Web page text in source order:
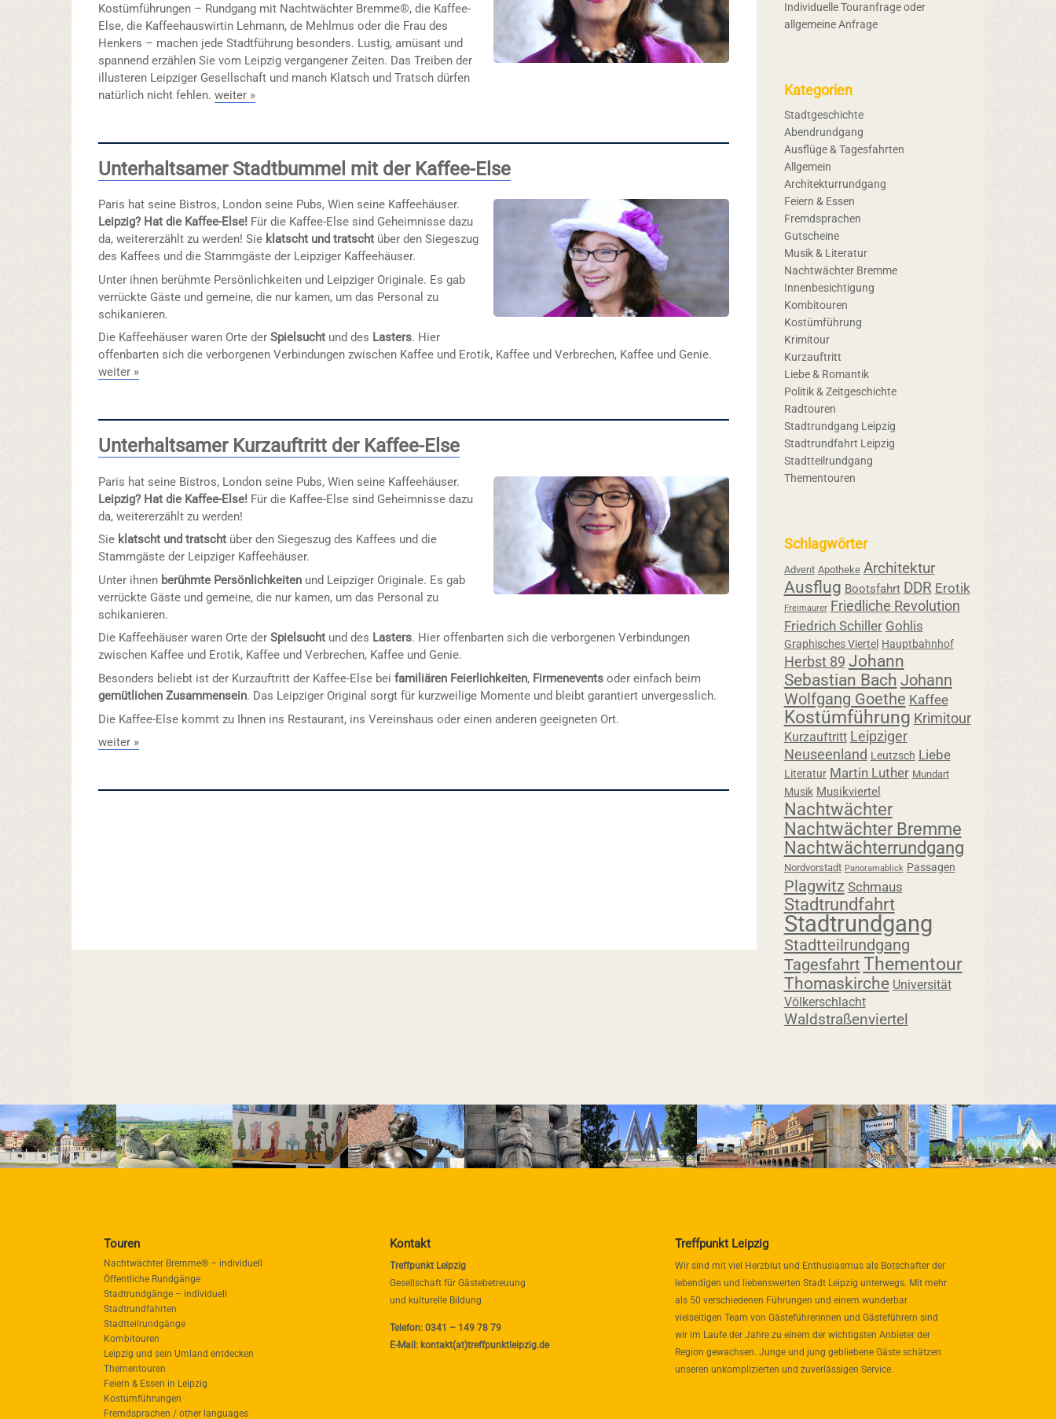
Kostümführungen – Rundgang mit Nachtwächter Bremme®, die Kaffee-
Else, die Kaffeehauswirtin Lehmann, de Mehlmus oder die Frau des
Henkers – machen jede Stadtführung besonders. Lustig, amüsant und
spannend erzählen Sie vom Leipzig vergangener Zeiten. Das Treiben der
illusteren Leipziger Gesellschaft und manch Klatsch und Tratsch dürfen
natürlich nicht fehlen.weiter »
Unterhaltsamer Stadtbummel mit der Kaffee-Else
Paris hat seine Bistros, London seine Pubs, Wien seine Kaffeehäuser.
Leipzig? Hat die Kaffee-Else! Für die Kaffee-Else sind Geheimnisse dazu
da, weitererzählt zu werden! Sie klatscht und tratscht über den Siegeszug
des Kaffees und die Stammgäste der Leipziger Kaffeehäuser.
Unter ihnen berühmte Persönlichkeiten und Leipziger Originale. Es gab
verrückte Gäste und gemeine, die nur kamen, um das Personal zu
schikanieren.
Die Kaffeehäuser waren Orte derSpielsucht und des Lasters. Hier
offenbarten sich die verborgenen Verbindungen zwischen Kaffee und Erotik, Kaffee und Verbrechen, Kaffee und Genie.
weiter »
Unterhaltsamer Kurzauftritt der Kaffee-Else
Paris hat seine Bistros, London seine Pubs, Wien seine Kaffeehäuser.
Leipzig? Hat die Kaffee-Else! Für die Kaffee-Else sind Geheimnisse dazu
da, weitererzählt zu werden!
Sie klatscht und tratscht über den Siegeszug des Kaffees und die
Stammgäste der Leipziger Kaffeehäuser.
Unter ihnen berühmte Persönlichkeiten und Leipziger Originale. Es gab
verrückte Gäste und gemeine, die nur kamen, um das Personal zu
schikanieren.
Die Kaffeehäuser waren Orte derSpielsucht und des Lasters. Hier offenbarten sich die verborgenen Verbindungen
zwischen Kaffee und Erotik, Kaffee und Verbrechen, Kaffee und Genie.
Besonders beliebt ist der Kurzauftritt der Kaffee-Else beifamiliären Feierlichkeiten, Firmenevents oder einfach beim
gemütlichen Zusammensein. Das Leipziger Original sorgt für kurzweilige Momente und bleibt garantiert unvergesslich.
Die Kaffee-Else kommt zu Ihnen ins Restaurant, ins Vereinshaus oder einen anderen geeigneten Ort.
weiter »
Individuelle Touranfrage oder
allgemeine Anfrage
Kategorien
Stadtgeschichte
Abendrundgang
Ausflüge & Tagesfahrten
Allgemein
Architekturrundgang
Feiern & Essen
Fremdsprachen
Gutscheine
Musik & Literatur
Nachtwächter Bremme
Innenbesichtigung
Kombitouren
Kostümführung
Krimitour
Kurzauftritt
Liebe & Romantik
Politik & Zeitgeschichte
Radtouren
Stadtrundgang Leipzig
Stadtrundfahrt Leipzig
Stadtteilrundgang
Thementouren
Schlagwörter
Advent Apotheke Architektur
Ausflug Bootsfahrt DDR Erotik
Freimaurer Friedliche Revolution
Friedrich Schiller Gohlis
Graphisches Viertel Hauptbahnhof
Herbst 89 Johann
Sebastian Bach Johann
Wolfgang Goethe Kaffee
Kostümführung Krimitour
Kurzauftritt Leipziger
Neuseenland Leutzsch Liebe
Literatur Martin Luther Mundart
Musik Musikviertel
Nachtwächter
Nachtwächter Bremme
Nachtwächterrundgang
Nordvorstadt Panoramablick Passagen
Plagwitz Schmaus
Stadtrundfahrt
Stadtrundgang
Stadtteilrundgang
Tagesfahrt Thementour
Thomaskirche Universität
Völkerschlacht
Waldstraßenviertel
Touren
Nachtwächter Bremme® – individuell
Öffentliche Rundgänge
Stadtrundgänge – individuell
Stadtrundfahrten
Stadtteilrundgänge
Kombitouren
Leipzig und sein Umland entdecken
Thementouren
Feiern & Essen in Leipzig
Kostümführungen
Fremdsprachen / other languages
Kontakt
Treffpunkt Leipzig
Gesellschaft für Gästebetreuung
und kulturelle Bildung
Telefon: 0341 – 149 78 79
E-Mail: kontakt(at)treffpunktleipzig.de
Treffpunkt Leipzig
Wir sind mit viel Herzblut und Enthusiasmus als Botschafter der
lebendigen und liebenswerten Stadt Leipzig unterwegs. Mit mehr
als 50 verschiedenen Führungen und einem wunderbar
vielseitigen Team von Gästeführerinnen und Gästeführern sind
wir im Laufe der Jahre zu einem der wichtigsten Anbieter der
Region gewachsen. Junge und jung gebliebene Gäste schätzen
unseren unkomplizierten und zuverlässigen Service.